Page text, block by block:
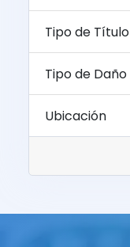
Tipo de Título
Tipo de Daño
Ubicación